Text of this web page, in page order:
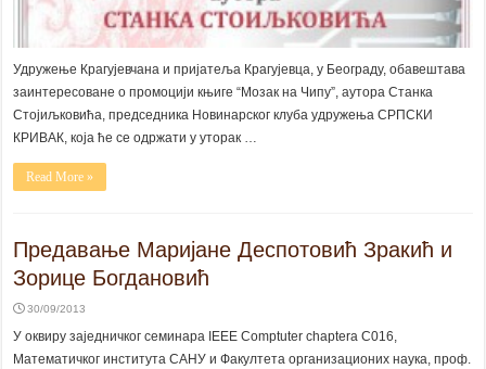
Удружење Крагујевчана и пријатеља Крагујевца, у Београду, обавештава
заинтересоване о промоцији књиге “Мозак на Чипу”, аутора Станка
Стојиљковића, председника Новинарског клуба удружења СРПСКИ
КРИВАК, која ће се одржати у уторак …
Read More »
Предавање Маријане Деспотовић Зракић и
Зорице Богдановић
30/09/2013
У оквиру заједничког семинара IEEE Comptuter chaptera C016,
Математичког института САНУ и Факултета организационих наука, проф.